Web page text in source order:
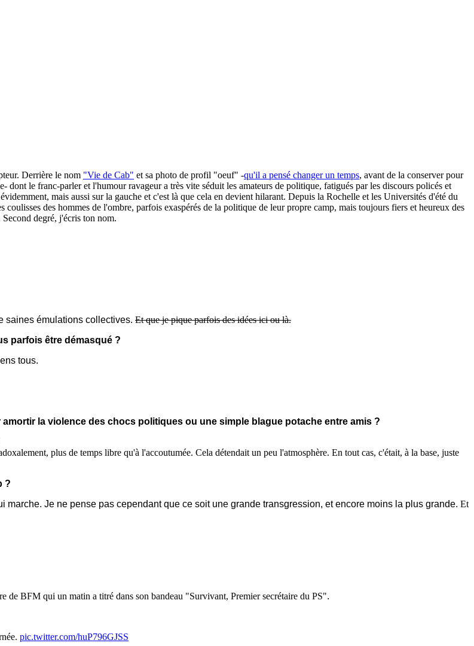
Derrière le nom "Vie de Cab" et sa photo de profil "oeuf" -qu'il a pensé changer un temps, avant de la conserver pour
le franc-parler et l'humour ravageur a très vite séduit les amateurs de politique, fatigués par les discours policés et
mais aussi sur la gauche et c'est là que cela en devient hilarant. Depuis la Rochelle et les Universités d'été du
des hommes de l'ombre, parfois exaspérés de la politique de leur propre camp, mais toujours fiers et heureux des
degré, j'écris ton nom.
saines émulations collectives. Et que je pique parfois des idées ici ou là.
parfois être démasqué ?
tous.
la violence des chocs politiques ou une simple blague potache entre amis ?
plus de temps libre qu'à l'accoutumée. Cela détendait un peu l'atmosphère. En tout cas, c'était, à la base, juste
?
marche. Je ne pense pas cependant que ce soit une grande transgression, et encore moins la plus grande. Et
BFM qui un matin a titré dans son bandeau "Survivant, Premier secrétaire du PS".
pic.twitter.com/huP796GJSS